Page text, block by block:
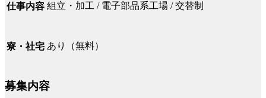
仕事内容 組立・加工 / 電子部品系工場 / 交替制
寮・社宅 あり（無料）
募集内容